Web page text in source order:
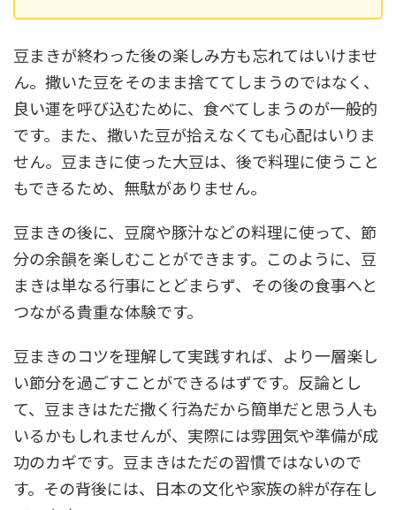
豆まきが終わった後の楽しみ方も忘れてはいけませ
ん。撒いた豆をそのまま捨ててしまうのではなく、
良い運を呼び込むために、食べてしまうのが一般的
です。また、撒いた豆が拾えなくても心配はいりま
せん。豆まきに使った大豆は、後で料理に使うこと
もできるため、無駄がありません。
豆まきの後に、豆腐や豚汁などの料理に使って、節
分の余韻を楽しむことができます。このように、豆
まきは単なる行事にとどまらず、その後の食事へと
つながる貴重な体験です。
豆まきのコツを理解して実践すれば、より一層楽し
い節分を過ごすことができるはずです。反論とし
て、豆まきはただ撒く行為だから簡単だと思う人も
いるかもしれませんが、実際には雰囲気や準備が成
功のカギです。豆まきはただの習慣ではないので
す。その背後には、日本の文化や家族の絆が存在し